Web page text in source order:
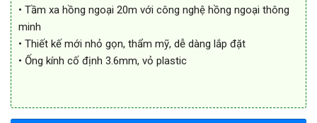
• Tầm xa hồng ngoại 20m với công nghệ hồng ngoại thông
minh
• Thiết kế mới nhỏ gọn, thẩm mỹ, dễ dàng lắp đặt
• Ống kính cố định 3.6mm, vỏ plastic